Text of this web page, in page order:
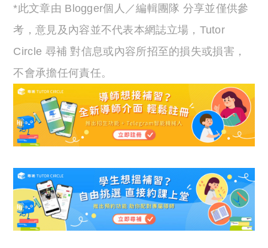
*此文章由 Blogger個人／編輯團隊 分享並僅供參
考，意見及內容並不代表本網誌立場，Tutor
Circle 尋補 對信息或內容所招至的損失或損害，
不會承擔任何責任。